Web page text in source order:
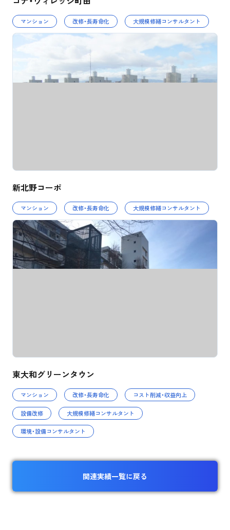
マンション 改修・長寿命化 大規模修繕コンサルタント
マンション 改修・長寿命化 大規模修繕コンサルタント
新北野コーポ
マンション 改修・長寿命化 コスト削減・収益向上
設備改修 大規模修繕コンサルタント
環境・設備コンサルタント
東大和グリーンタウン
関連実績一覧に戻る